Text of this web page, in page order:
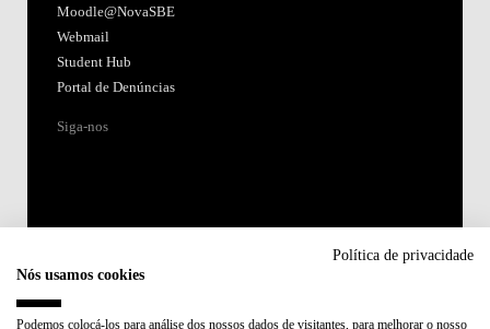
Moodle@NovaSBE
Webmail
Student Hub
Portal de Denúncias
Siga-nos
Política de privacidade
Nós usamos cookies
Podemos colocá-los para análise dos nossos dados de visitantes, para melhorar o nosso